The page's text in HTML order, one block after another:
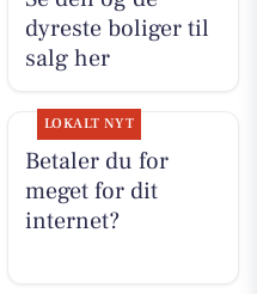
dyreste boliger til
salg her
LOKALT NYT
Betaler du for
meget for dit
internet?